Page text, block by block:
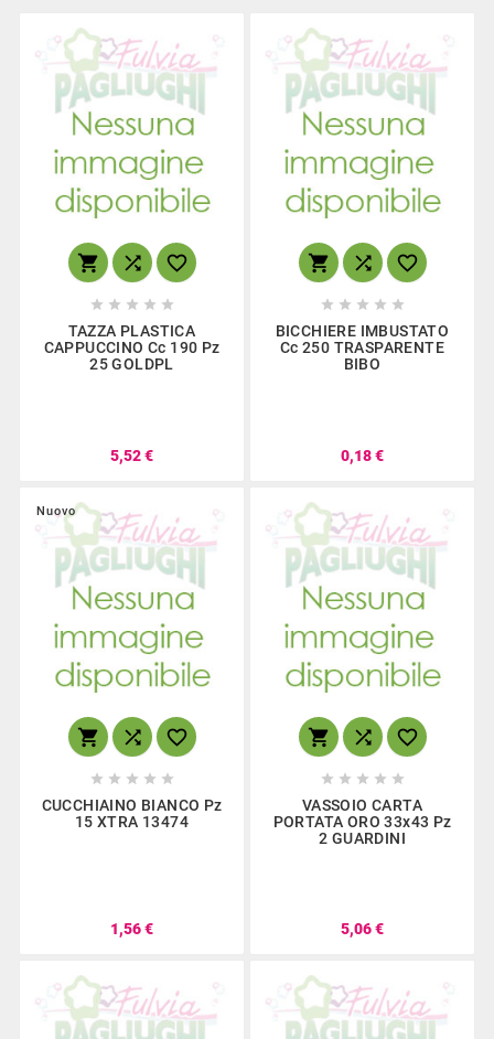
  
    
TAZZA PLASTICA
CAPPUCCINO Cc 190 Pz
25 GOLDPL
5,52 €
  
    
BICCHIERE IMBUSTATO
Cc 250 TRASPARENTE
BIBO
0,18 €
Nuovo
  
    
CUCCHIAINO BIANCO Pz
15 XTRA 13474
1,56 €
  
    
VASSOIO CARTA
PORTATA ORO 33x43 Pz
2 GUARDINI
5,06 €